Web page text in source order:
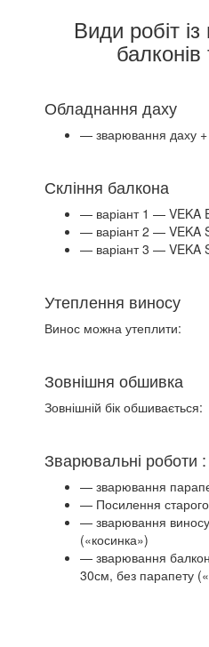
Види робіт
Обладнання даху
— зварювання даху +
Скління балкона
— варіант 1 — VEKA
— варіант 2 — VEKA
— варіант 3 — VEKA
Утеплення виносу
Винос можна утеплити:
Зовнішня обшивка
Зовнішній бік обшивається:
Зварювальні роботи :
— зварювання
— Посилення
— зварювання
(«косинка»)
— зварювання
30см, без парапету